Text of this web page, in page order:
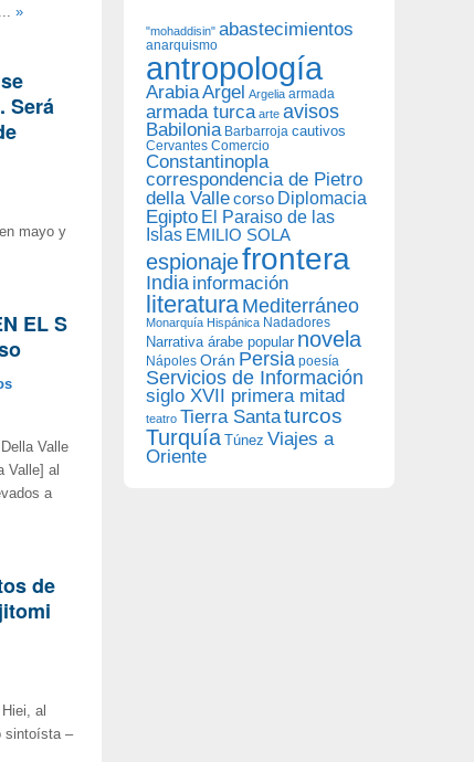
»
Será
mayo y
EL S
Valle
Valle] al
a
de
al
sintoísta –
"mohaddisin" abastecimientos
anarquismo
antropología
ArabiaArgel Argelia armada
armada turca arte avisos
Babilonia Barbarroja cautivos
Cervantes Comercio
Constantinopla
correspondencia de Pietro
della Vallecorso Diplomacia
Egipto El Paraiso de las
Islas EMILIO SOLA
espionajefrontera
India información
literatura Mediterráneo
Monarquía Hispánica Nadadores
Narrativa árabe popular novela
Nápoles Orán Persia poesía
Servicios de Información
siglo XVII primera mitad
teatro Tierra Santaturcos
Turquía Túnez Viajes a
Oriente